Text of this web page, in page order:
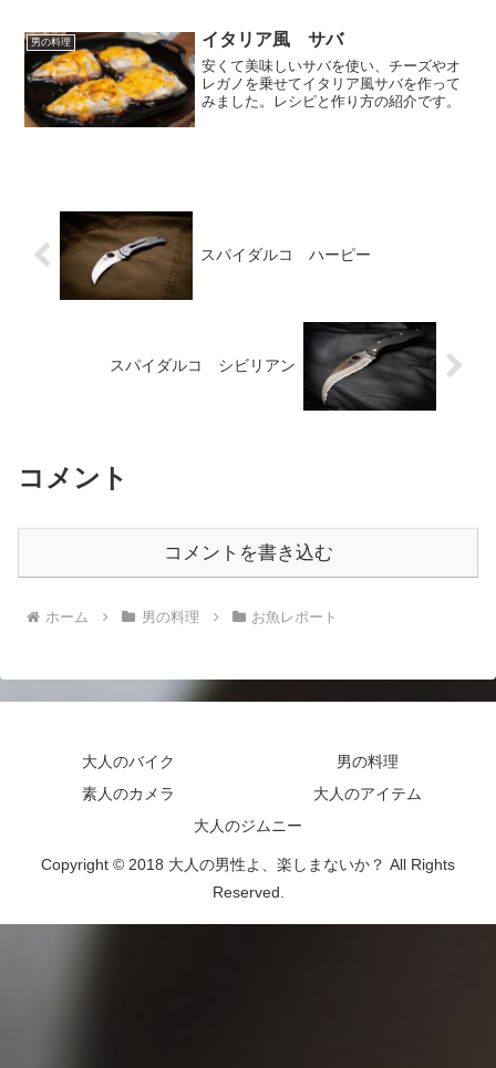
男の料理 イタリア風 サバ
安くて美味しいサバを使い、チーズやオ
レガノを乗せてイタリア風サバを作って
みました。レシピと作り方の紹介です。
スパイダルコ ハーピー
スパイダルコ シビリアン
コメント
コメントを書き込む
ホーム 男の料理 お魚レポート
大人のバイク
男の料理
素人のカメラ
大人のアイテム
大人のジムニー
Copyright © 2018 大人の男性よ、楽しまないか？ All Rights
Reserved.